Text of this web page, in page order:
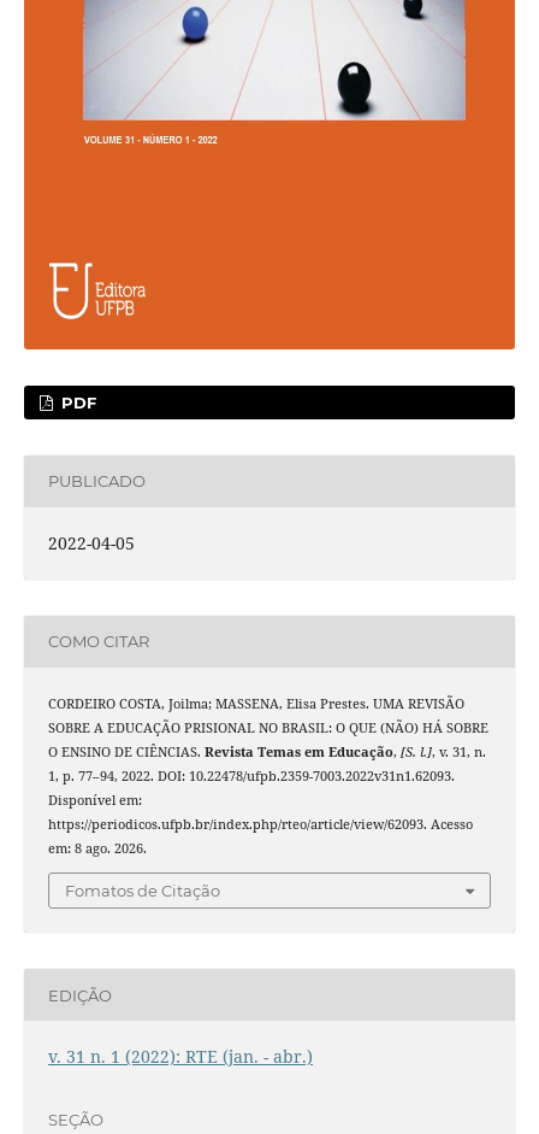
PDF
PUBLICADO
2022-04-05
COMO CITAR
CORDEIRO COSTA, Joilma; MASSENA, Elisa Prestes. UMA REVISÃO
SOBRE A EDUCAÇÃO PRISIONAL NO BRASIL: O QUE (NÃO) HÁ SOBRE
O ENSINO DE CIÊNCIAS. Revista Temas em Educação, [S. l.], v. 31, n.
1, p. 77–94, 2022. DOI: 10.22478/ufpb.2359-7003.2022v31n1.62093.
Disponível em:
https://periodicos.ufpb.br/index.php/rteo/article/view/62093. Acesso
em: 8 ago. 2026.
Fomatos de Citação
EDIÇÃO
v. 31 n. 1 (2022): RTE (jan. - abr.)
SEÇÃO